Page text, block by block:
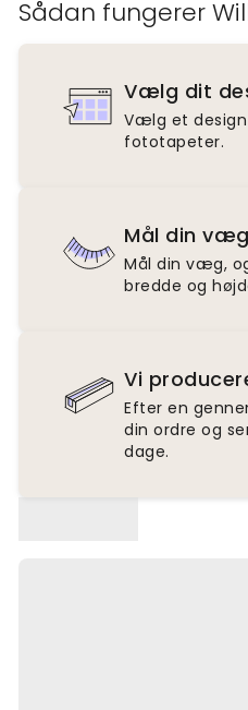
Sådan fungerer
Vælg dit
Vælg et
fototapeter.
Mål din væg
Mål din væg,
bredde og
Vi
Efter en
din ordre og
dage.